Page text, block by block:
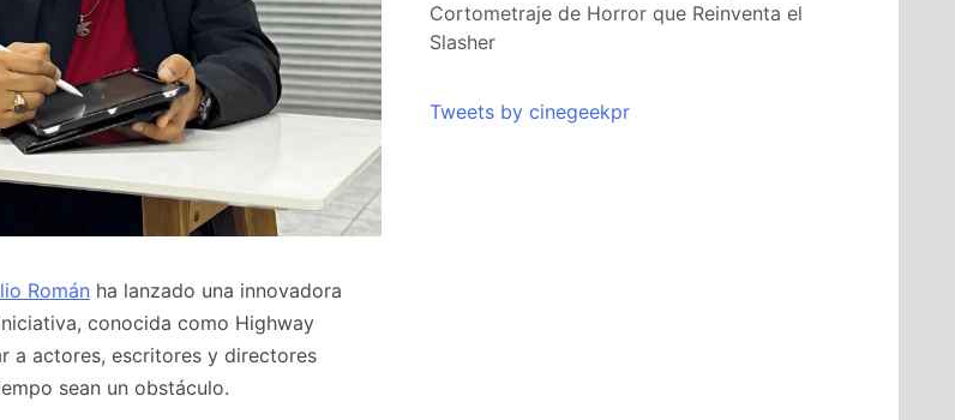
Román ha lanzado una innovadora
conocida como Highway
a actores, escritores y directores
sean un obstáculo.
Cortometraje de Horror que Reinventa el
Slasher
Tweets by cinegeekpr